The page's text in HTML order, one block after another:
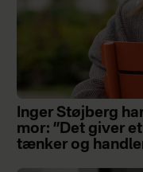
Inger Støjberg
mor: ”Det giver
tænker og